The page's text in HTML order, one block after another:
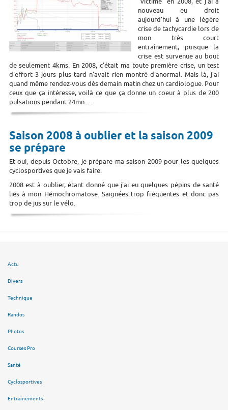
nouveau eu droit
aujourd'hui à une légère
crise de tachycardie lors de
mon très court
entraînement, puisque la
crise est survenue au bout
de seulement 4kms. En 2008, c'était ma toute première crise, un test
d'effort 3 jours plus tard n'avait rien montré d'anormal. Mais là, j'ai
quand même rendez-vous dès demain matin chez un cardiologue. Pour
ceux que ça intéresse, voilà ce que ça donne un coeur à plus de 200
pulsations pendant 24mn.....
Saison 2008 à oublier et la saison 2009
se prépare
Et oui, depuis Octobre, je prépare ma saison 2009 pour les quelques
cyclosportives que je vais faire.
2008 est à oublier, étant donné que j'ai eu quelques pépins de santé
liés à mon Hémochromatose. Saignées trop fréquentes et donc pas
trop de jus sur le vélo.
Actu
Divers
Technique
Randos
Photos
Courses Pro
Santé
Cyclosportives
Entraînements